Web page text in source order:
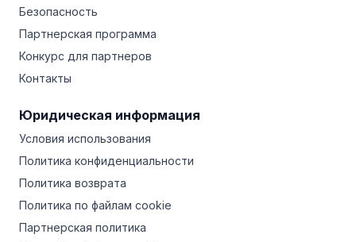
Безопасность
Партнерская программа
Конкурс для партнеров
Контакты
Юридическая информация
Условия использования
Политика конфиденциальности
Политика возврата
Политика по файлам cookie
Партнерская политика